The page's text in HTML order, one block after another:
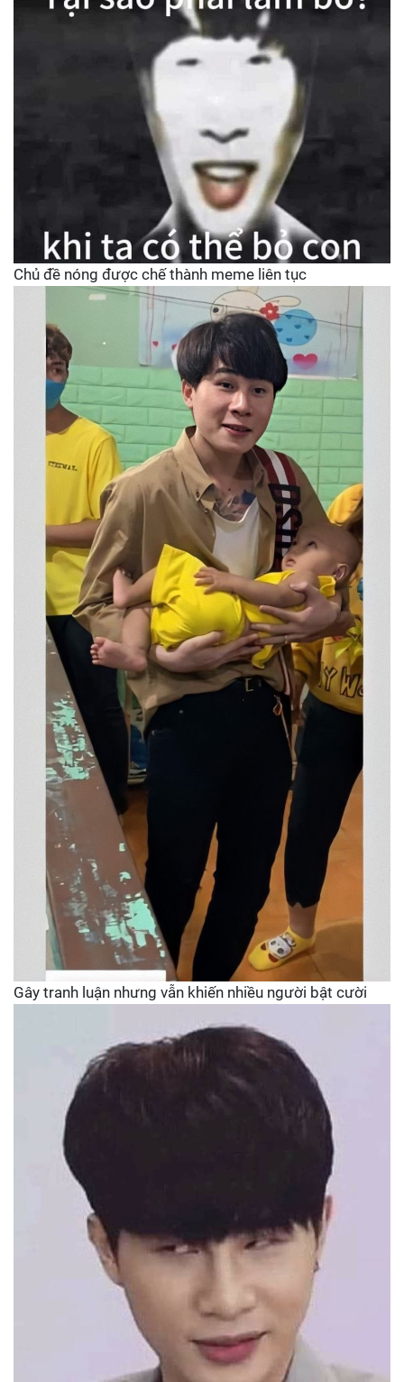
Chủ đề nóng được chế thành meme liên tục
Gây tranh luận nhưng vẫn khiến nhiều người bật cười